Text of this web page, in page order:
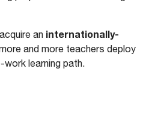
an internationally-
and more teachers deploy
learning path.